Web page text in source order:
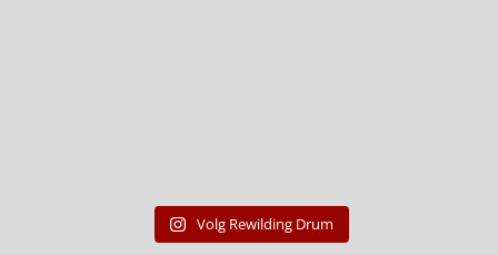
Volg Rewilding Drum